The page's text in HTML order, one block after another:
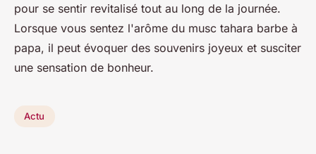
pour se sentir revitalisé tout au long de la journée.
Lorsque vous sentez l'arôme du musc tahara barbe à
papa, il peut évoquer des souvenirs joyeux et susciter
une sensation de bonheur.
Actu